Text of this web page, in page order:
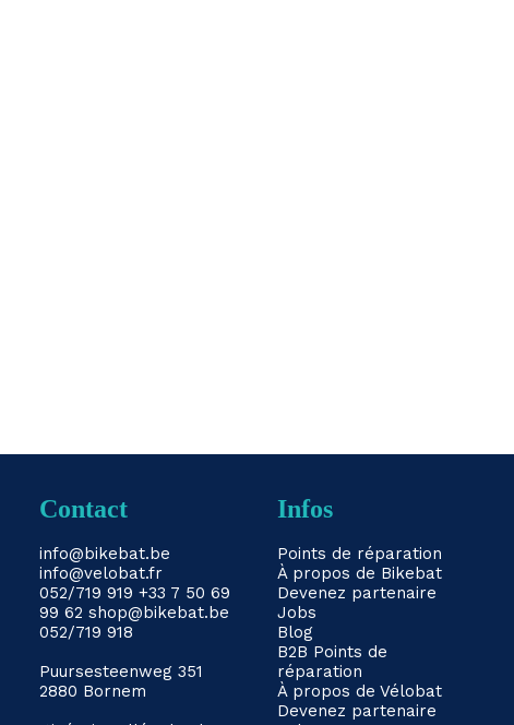
Contact
info@bikebat.be
info@velobat.fr
052/719 919 +33 7 50 69
99 62 shop@bikebat.be
052/719 918
Puursesteenweg 351
2880 Bornem
Infos
Points de réparation
À propos de Bikebat
Devenez partenaire
Jobs
Blog
B2B Points de
réparation
À propos de Vélobat
Devenez partenaire